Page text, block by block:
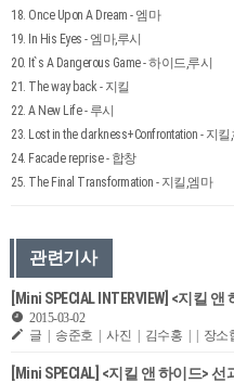
18. Once Upon A Dream - 엠마
19. In His Eyes - 엠마,루시
20. It`s A Dangerous Game - 하이드,루시
21. The way back - 지킬
22. A New Life - 루시
23. Lost in the darkness+Confrontation - 지
24. Facade reprise - 합창
25. The Final Transformation - 지킬,엠마
관련기사
[Mini SPECIAL INTERVIEW] <지킬
2015-03-02
글 | 송준호 | 사진 | 김수홍 | | 장소
[Mini SPECIAL] <지킬 앤 하이드>